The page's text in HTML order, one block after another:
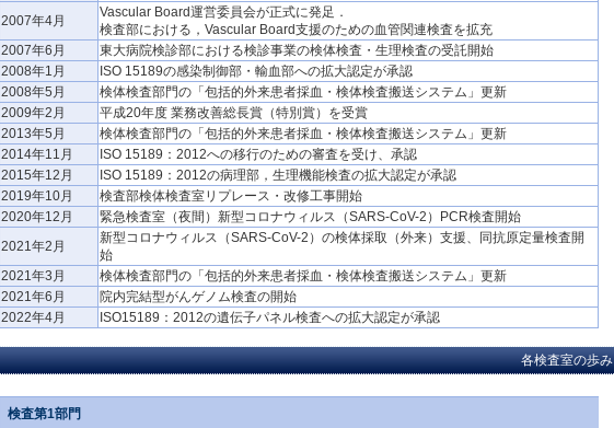
2007年4月
Vascular Board運営委員会が正式に発足．
検査部における，Vascular Board支援のための血管関連検査を拡充
2007年6月
東大病院検診部における検診事業の検体検査・生理検査の受託開始
2008年1月
ISO 15189の感染制御部・輸血部への拡大認定が承認
2008年5月
検体検査部門の「包括的外来患者採血・検体検査搬送システム」更新
2009年2月
平成20年度 業務改善総長賞（特別賞）を受賞
2013年5月
検体検査部門の「包括的外来患者採血・検体検査搬送システム」更新
2014年11月
ISO 15189：2012への移行のための審査を受け、承認
2015年12月
ISO 15189：2012の病理部，生理機能検査の拡大認定が承認
2019年10月
検査部検体検査室リプレース・改修工事開始
2020年12月
緊急検査室（夜間）新型コロナウィルス（SARS-CoV-2）PCR検査開始
2021年2月
新型コロナウィルス（SARS-CoV-2）の検体採取（外来）支援、同抗原定量検査開
始
2021年3月
検体検査部門の「包括的外来患者採血・検体検査搬送システム」更新
2021年6月
院内完結型がんゲノム検査の開始
2022年4月
ISO15189：2012の遺伝子パネル検査への拡大認定が承認
各検査室の歩み
検査第1部門